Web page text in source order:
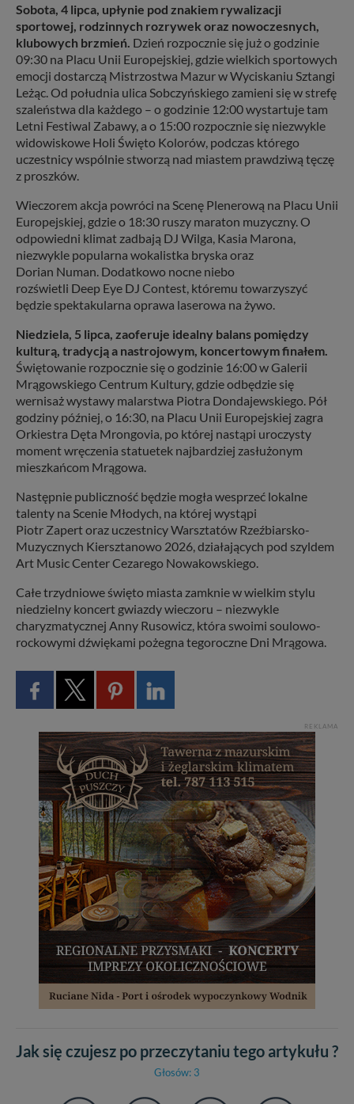
Sobota, 4 lipca, upłynie pod znakiem rywalizacji
sportowej, rodzinnych rozrywek oraz nowoczesnych,
klubowych brzmień. Dzień rozpocznie się już o godzinie
09:30 na Placu Unii Europejskiej, gdzie wielkich sportowych
emocji dostarczą Mistrzostwa Mazur w Wyciskaniu Sztangi
Leżąc. Od południa ulica Sobczyńskiego zamieni się w strefę
szaleństwa dla każdego – o godzinie 12:00 wystartuje tam
Letni Festiwal Zabawy, a o 15:00 rozpocznie się niezwykle
widowiskowe Holi Święto Kolorów, podczas którego
uczestnicy wspólnie stworzą nad miastem prawdziwą tęczę
z proszków.
Wieczorem akcja powróci na Scenę Plenerową na Placu Unii
Europejskiej, gdzie o 18:30 ruszy maraton muzyczny. O
odpowiedni klimat zadbają DJ Wilga, Kasia Marona,
niezwykle popularna wokalistka bryska oraz
Dorian Numan. Dodatkowo nocne niebo
rozświetli Deep Eye DJ Contest, któremu towarzyszyć
będzie spektakularna oprawa laserowa na żywo.
Niedziela, 5 lipca, zaoferuje idealny balans pomiędzy
kulturą, tradycją a nastrojowym, koncertowym finałem.
Świętowanie rozpocznie się o godzinie 16:00 w Galerii
Mrągowskiego Centrum Kultury, gdzie odbędzie się
wernisaż wystawy malarstwa Piotra Dondajewskiego. Pół
godziny później, o 16:30, na Placu Unii Europejskiej zagra
Orkiestra Dęta Mrongovia, po której nastąpi uroczysty
moment wręczenia statuetek najbardziej zasłużonym
mieszkańcom Mrągowa.
Następnie publiczność będzie mogła wesprzeć lokalne
talenty na Scenie Młodych, na której wystąpi
Piotr Zapert oraz uczestnicy Warsztatów Rzeźbiarsko-
Muzycznych Kiersztanowo 2026, działających pod szyldem
Art Music Center Cezarego Nowakowskiego.
Całe trzydniowe święto miasta zamknie w wielkim stylu
niedzielny koncert gwiazdy wieczoru – niezwykle
charyzmatycznej Anny Rusowicz, która swoimi soulowo-
rockowymi dźwiękami pożegna tegoroczne Dni Mrągowa.
REKLAMA
Jak się czujesz po przeczytaniu tego artykułu ?
Głosów: 3